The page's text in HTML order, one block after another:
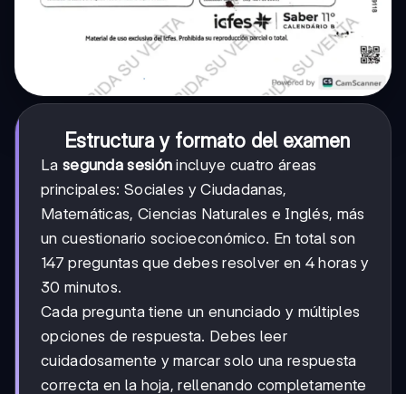
Estructura y formato del examen
La segunda sesión incluye cuatro áreas
principales: Sociales y Ciudadanas,
Matemáticas, Ciencias Naturales e Inglés, más
un cuestionario socioeconómico. En total son
147 preguntas que debes resolver en 4 horas y
30 minutos.
Cada pregunta tiene un enunciado y múltiples
opciones de respuesta. Debes leer
cuidadosamente y marcar solo una respuesta
correcta en la hoja, rellenando completamente